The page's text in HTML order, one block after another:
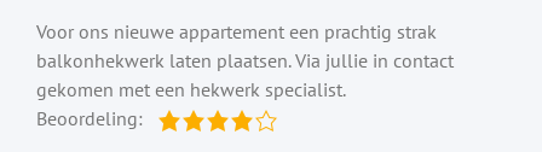
Voor ons nieuwe appartement een prachtig strak
balkonhekwerk laten plaatsen. Via jullie in contact
gekomen met een hekwerk specialist.
Beoordeling: